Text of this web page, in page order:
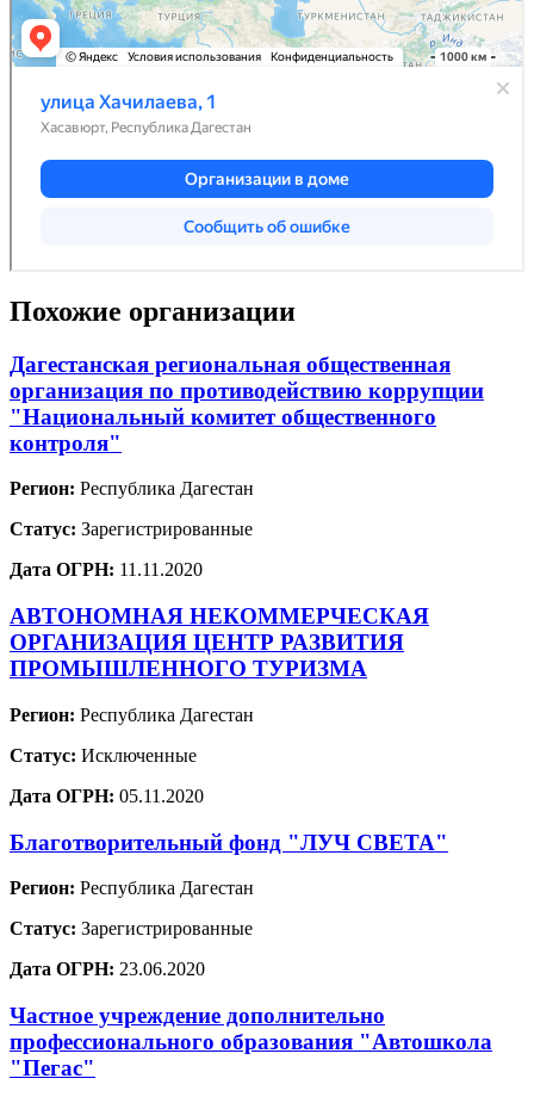
Похожие организации
Дагестанская региональная общественная
организация по противодействию коррупции
"Национальный комитет общественного
контроля"
Регион: Республика Дагестан
Статус: Зарегистрированные
Дата ОГРН: 11.11.2020
АВТОНОМНАЯ НЕКОММЕРЧЕСКАЯ
ОРГАНИЗАЦИЯ ЦЕНТР РАЗВИТИЯ
ПРОМЫШЛЕННОГО ТУРИЗМА
Регион: Республика Дагестан
Статус: Исключенные
Дата ОГРН: 05.11.2020
Благотворительный фонд "ЛУЧ СВЕТА"
Регион: Республика Дагестан
Статус: Зарегистрированные
Дата ОГРН: 23.06.2020
Частное учреждение дополнительно
профессионального образования "Автошкола
"Пегас"